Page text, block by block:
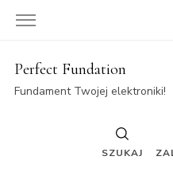
Perfect Fundation
Fundament Twojej elektroniki!
SZUKAJ